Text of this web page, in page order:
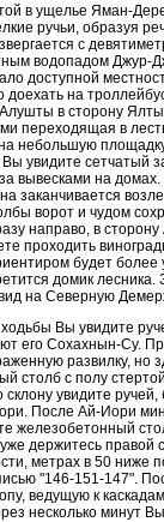
в ущелье Яман-
ручьи, образуя
с
водопадом Джур-
доступной
на
в сторону
переходящая в
небольшую
увидите сетчатый
вывесками на
заканчивается
ворот и чудом
направо, в
проходить
будет более
домик лесника.
на Северную
ходьбы Вы увидите
его Сохахнын-Су.
развилку, но
столб с полу
увидите
После Ай-Иори
железобетонный
держитесь правой
метрах в 50 ниже
"146-151-147".
ведущую к
несколько минут